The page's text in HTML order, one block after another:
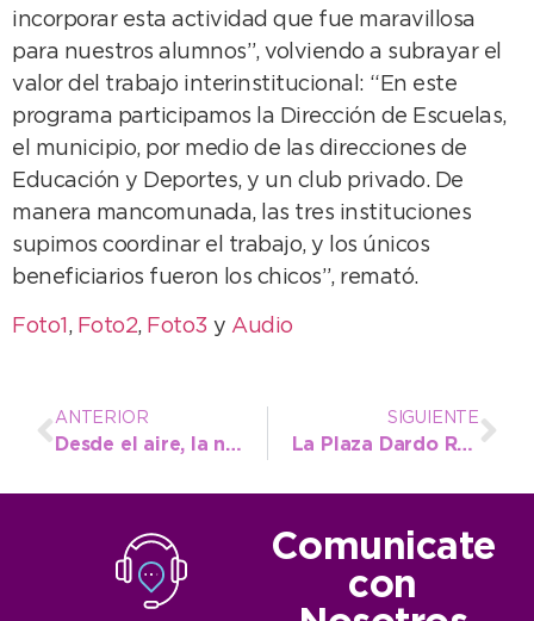
incorporar esta actividad que fue maravillosa
para nuestros alumnos”, volviendo a subrayar el
valor del trabajo interinstitucional: “En este
programa participamos la Dirección de Escuelas,
el municipio, por medio de las direcciones de
Educación y Deportes, y un club privado. De
manera mancomunada, las tres instituciones
supimos coordinar el trabajo, y los únicos
beneficiarios fueron los chicos”, remató.
Foto1 , Foto2, Foto3 y Audio
ANTERIOR
Desde el aire, la naturaleza sobresale con sus diversos colores
SIGUIENTE
La Plaza Dardo Rocha luce con juegos nuevos mientras se coloca el piso antigolpes
Comunicate
con